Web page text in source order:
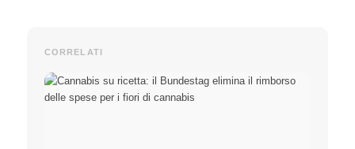
CORRELATI